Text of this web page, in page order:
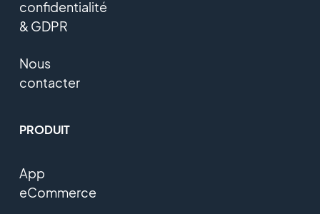
confidentialité
& GDPR
Nous
contacter
PRODUIT
App
eCommerce